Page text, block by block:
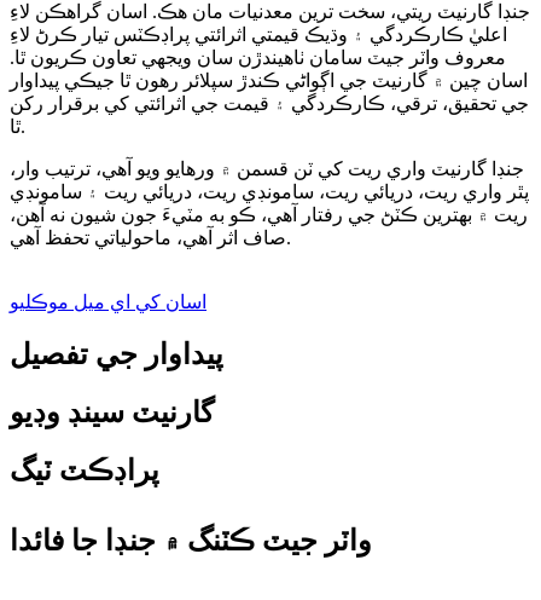
جنڊا گارنيٽ ريتي، سخت ترين معدنيات مان هڪ. اسان گراهڪن لاءِ
اعليٰ ڪارڪردگي ۽ وڌيڪ قيمتي اثرائتي پراڊڪٽس تيار ڪرڻ لاءِ
معروف واٽر جيٽ سامان ٺاهيندڙن سان ويجهي تعاون ڪريون ٿا.
اسان چين ۾ گارنيٽ جي اڳواڻي ڪندڙ سپلائر رهون ٿا جيڪي پيداوار
جي تحقيق، ترقي، ڪارڪردگي ۽ قيمت جي اثرائتي کي برقرار رکن
ٿا.
جنڊا گارنيٽ واري ريت کي ٽن قسمن ۾ ورهايو ويو آهي، ترتيب وار،
پٿر واري ريت، دريائي ريت، سامونڊي ريت، دريائي ريت ۽ سامونڊي
ريت ۾ بهترين ڪٽڻ جي رفتار آهي، ڪو به مٽيءَ جون شيون نه آهن،
صاف اثر آهي، ماحولياتي تحفظ آهي.
اسان کي اي ميل موڪليو
پيداوار جي تفصيل
گارنيٽ سينڊ وڊيو
پراڊڪٽ ٽيگ
واٽر جيٽ ڪٽنگ ۾ جنڊا جا فائدا